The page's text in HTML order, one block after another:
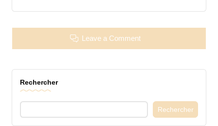
Leave a Comment
Rechercher
Rechercher